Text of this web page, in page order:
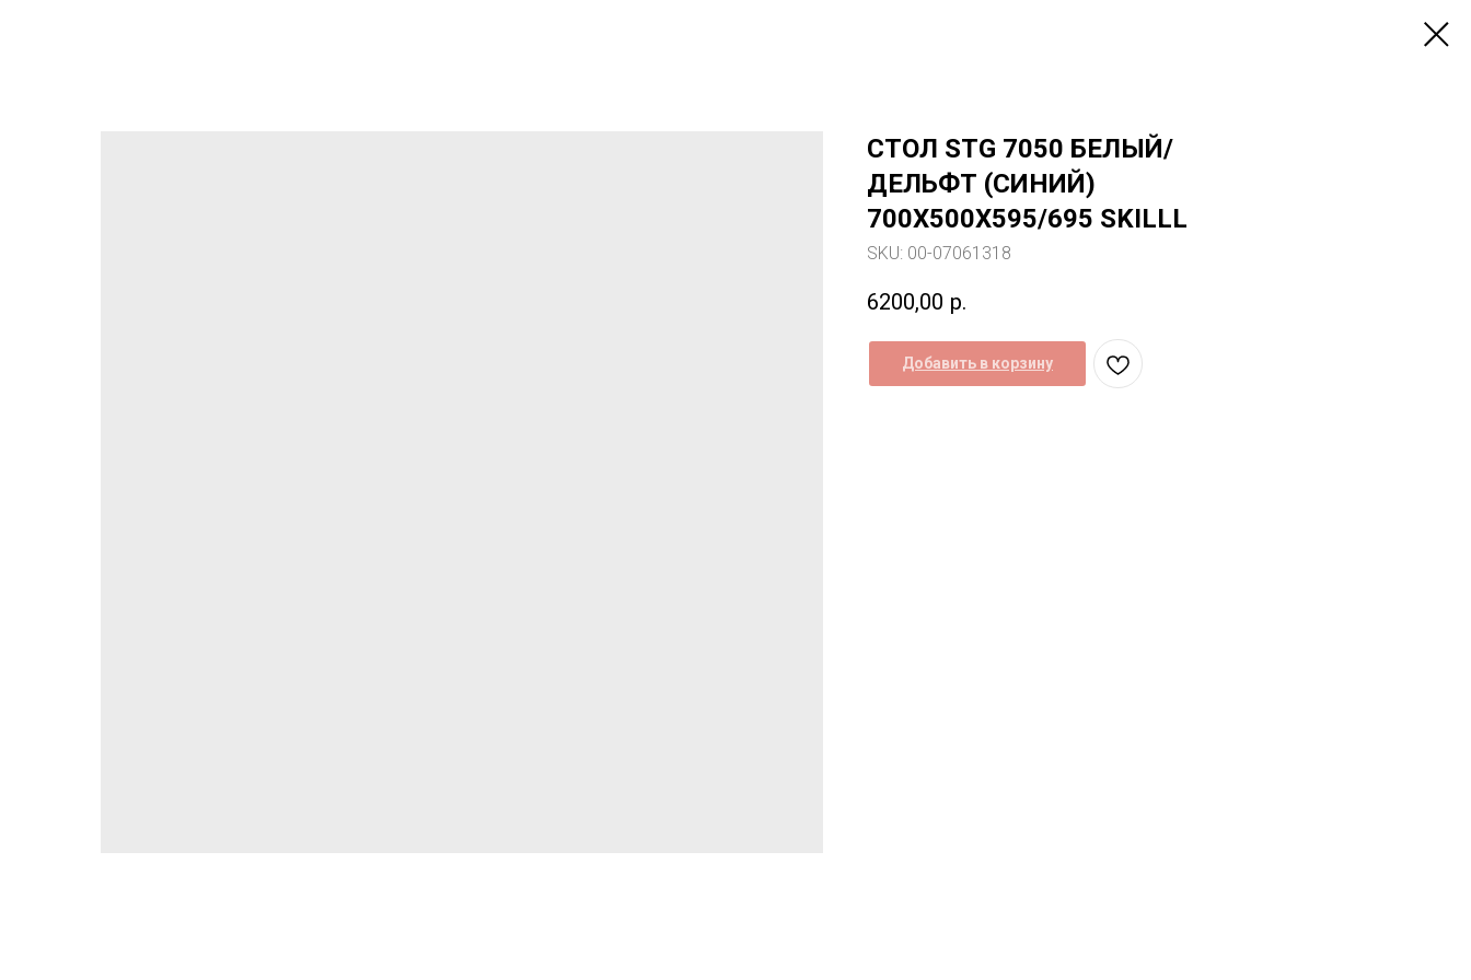
СТОЛ STG 7050 БЕЛЫЙ/
ДЕЛЬФТ (СИНИЙ)
700Х500Х595/695 SKILLL
SKU: 00-07061318
6200,00 р.
Добавить в корзину